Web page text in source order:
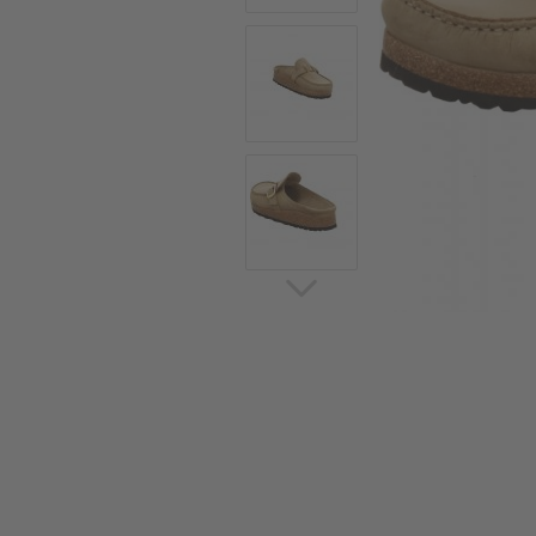
Jagdschuhe
Gummistiefel
Zwiegenähte Jagdschuhe